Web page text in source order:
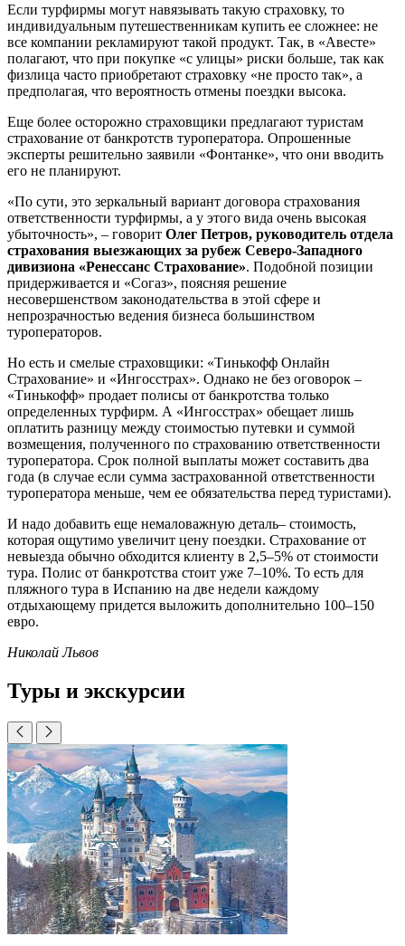
Если турфирмы могут навязывать такую страховку, то
индивидуальным путешественникам купить ее сложнее: не
все компании рекламируют такой продукт. Так, в «Авесте»
полагают, что при покупке «с улицы» риски больше, так как
физлица часто приобретают страховку «не просто так», а
предполагая, что вероятность отмены поездки высока.
Еще более осторожно страховщики предлагают туристам
страхование от банкротств туроператора. Опрошенные
эксперты решительно заявили «Фонтанке», что они вводить
его не планируют.
«По сути, это зеркальный вариант договора страхования
ответственности турфирмы, а у этого вида очень высокая
убыточность», – говорит Олег Петров, руководитель отдела
страхования выезжающих за рубеж Северо-Западного
дивизиона «Ренессанс Страхование». Подобной позиции
придерживается и «Согаз», поясняя решение
несовершенством законодательства в этой сфере и
непрозрачностью ведения бизнеса большинством
туроператоров.
Но есть и смелые страховщики: «Тинькофф Онлайн
Страхование» и «Ингосстрах». Однако не без оговорок –
«Тинькофф» продает полисы от банкротства только
определенных турфирм. А «Ингосстрах» обещает лишь
оплатить разницу между стоимостью путевки и суммой
возмещения, полученного по страхованию ответственности
туроператора. Срок полной выплаты может составить два
года (в случае если сумма застрахованной ответственности
туроператора меньше, чем ее обязательства перед туристами).
И надо добавить еще немаловажную деталь– стоимость,
которая ощутимо увеличит цену поездки. Страхование от
невыезда обычно обходится клиенту в 2,5–5% от стоимости
тура. Полис от банкротства стоит уже 7–10%. То есть для
пляжного тура в Испанию на две недели каждому
отдыхающему придется выложить дополнительно 100–150
евро.
Николай Львов
Туры и экскурсии